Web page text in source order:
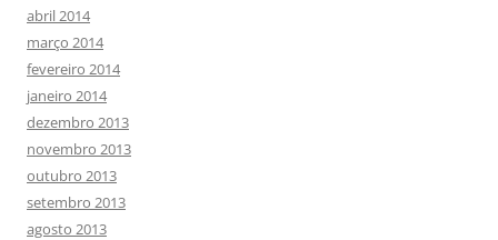
abril 2014
março 2014
fevereiro 2014
janeiro 2014
dezembro 2013
novembro 2013
outubro 2013
setembro 2013
agosto 2013